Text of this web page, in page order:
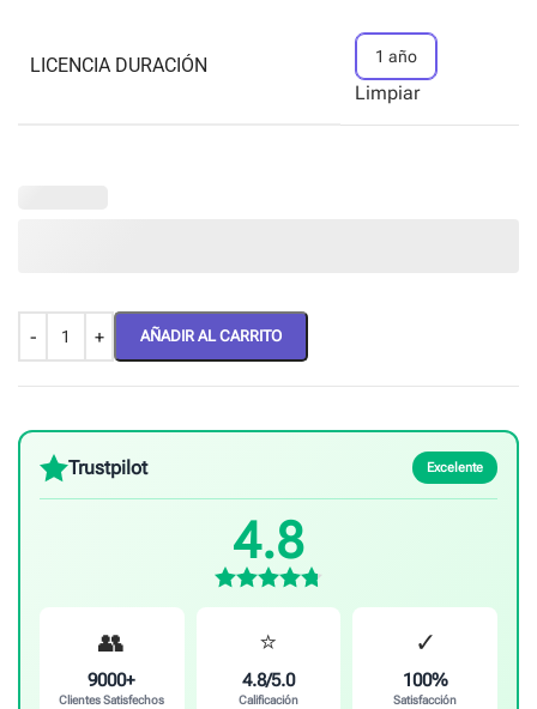
LICENCIA DURACIÓN 1 año
Limpiar
AÑADIR AL CARRITO
Trustpilot Excelente
4.8
👥
9000+
Clientes Satisfechos
⭐
4.8/5.0
Calificación
✓
100%
Satisfacción